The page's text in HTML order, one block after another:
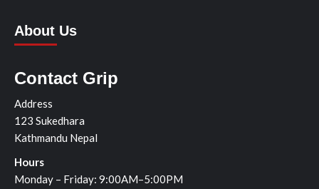
About Us
Contact Grip
Address
123 Sukedhara
Kathmandu Nepal
Hours
Monday – Friday: 9:00AM–5:00PM